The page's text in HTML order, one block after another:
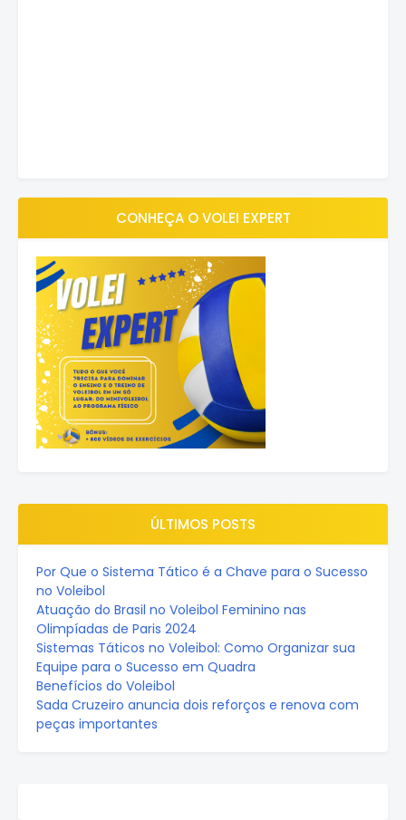
CONHEÇA O VOLEI EXPERT
ÚLTIMOS POSTS
Por Que o Sistema Tático é a Chave para o Sucesso
no Voleibol
Atuação do Brasil no Voleibol Feminino nas
Olimpíadas de Paris 2024
Sistemas Táticos no Voleibol: Como Organizar sua
Equipe para o Sucesso em Quadra
Benefícios do Voleibol
Sada Cruzeiro anuncia dois reforços e renova com
peças importantes